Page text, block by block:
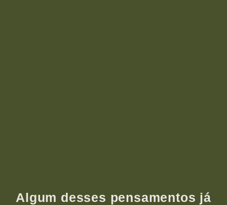
Algum desses pensamentos já